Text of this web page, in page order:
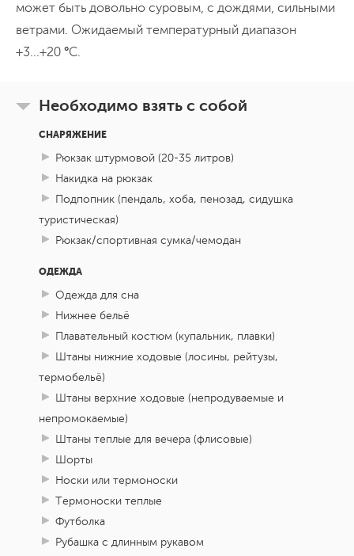
может быть довольно суровым, с дождями, сильными
ветрами. Ожидаемый температурный диапазон
+3...+20 °C.
Необходимо взять с собой
СНАРЯЖЕНИЕ
Рюкзак штурмовой (20-35 литров)
Накидка на рюкзак
Подпопник (пендаль, хоба, пенозад, сидушка
туристическая)
Рюкзак/спортивная сумка/чемодан
ОДЕЖДА
Одежда для сна
Нижнее бельё
Плавательный костюм (купальник, плавки)
Штаны нижние ходовые (лосины, рейтузы,
термобельё)
Штаны верхние ходовые (непродуваемые и
непромокаемые)
Штаны теплые для вечера (флисовые)
Шорты
Носки или термоноски
Термоноски теплые
Футболка
Рубашка с длинным рукавом